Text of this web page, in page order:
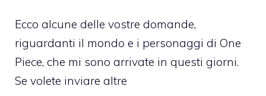
Ecco alcune delle vostre domande,
riguardanti il mondo e i personaggi di One
Piece, che mi sono arrivate in questi giorni.
Se volete inviare altre